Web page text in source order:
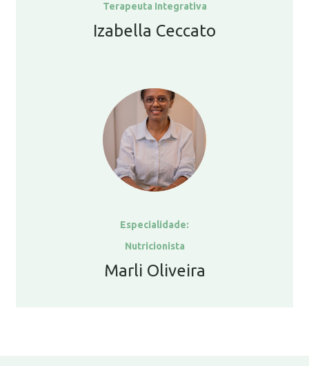
Terapeuta Integrativa
Izabella Ceccato
Especialidade:
Nutricionista
Marli Oliveira